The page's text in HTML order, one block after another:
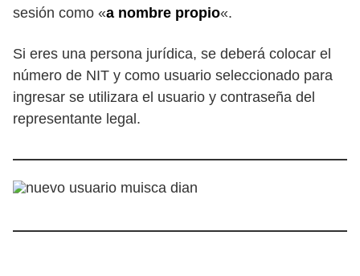
sesión como «a nombre propio«.
Si eres una persona jurídica, se deberá colocar el
número de NIT y como usuario seleccionado para
ingresar se utilizara el usuario y contraseña del
representante legal.